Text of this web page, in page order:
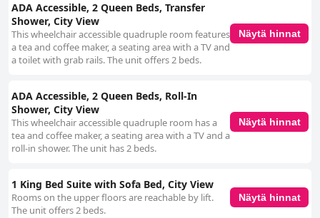
ADA Accessible, 2 Queen Beds, Transfer
Shower, City View
This wheelchair accessible quadruple room features
a tea and coffee maker, a seating area with a TV and
a toilet with grab rails. The unit offers 2 beds.
Näytä hinnat
ADA Accessible, 2 Queen Beds, Roll-In
Shower, City View
This wheelchair accessible quadruple room has a
tea and coffee maker, a seating area with a TV and a
roll-in shower. The unit has 2 beds.
Näytä hinnat
1 King Bed Suite with Sofa Bed, City View
Rooms on the upper floors are reachable by lift.
The unit offers 2 beds.
Näytä hinnat